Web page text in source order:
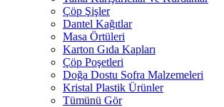
Çöp Şişler
Dantel Kağıtlar
Masa Örtüleri
Karton Gıda Kapları
Çöp Poşetleri
Doğa Dostu Sofra Malzemeleri
Kristal Plastik Ürünler
Tümünü Gör